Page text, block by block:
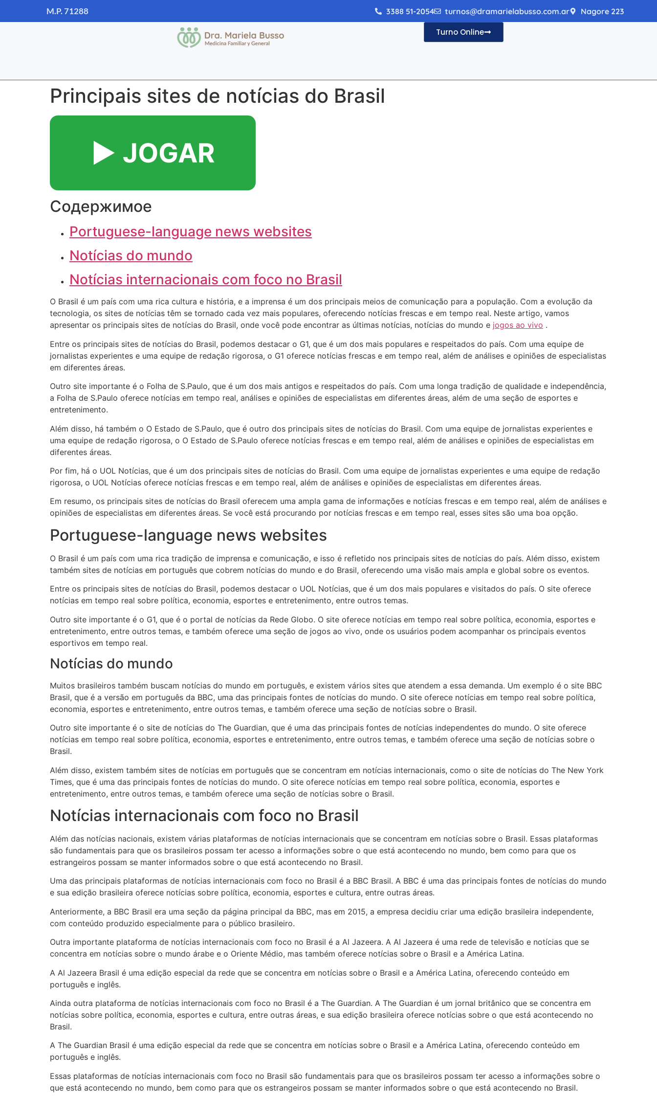
M.P. 71288 3388 51-2054 turnos@dramarielabusso.com.ar Nagore 223
Turno Online
Principais sites de notícias do Brasil
▶️ JOGAR
Содержимое
Portuguese-language news websites
Notícias do mundo
Notícias internacionais com foco no Brasil
O Brasil é um país com uma rica cultura e história, e a imprensa é um dos principais meios de comunicação para a população. Com a evolução da
tecnologia, os sites de notícias têm se tornado cada vez mais populares, oferecendo notícias frescas e em tempo real. Neste artigo, vamos
apresentar os principais sites de notícias do Brasil, onde você pode encontrar as últimas notícias, notícias do mundo e jogos ao vivo .
Entre os principais sites de notícias do Brasil, podemos destacar o G1, que é um dos mais populares e respeitados do país. Com uma equipe de
jornalistas experientes e uma equipe de redação rigorosa, o G1 oferece notícias frescas e em tempo real, além de análises e opiniões de especialistas
em diferentes áreas.
Outro site importante é o Folha de S.Paulo, que é um dos mais antigos e respeitados do país. Com uma longa tradição de qualidade e independência,
a Folha de S.Paulo oferece notícias em tempo real, análises e opiniões de especialistas em diferentes áreas, além de uma seção de esportes e
entretenimento.
Além disso, há também o O Estado de S.Paulo, que é outro dos principais sites de notícias do Brasil. Com uma equipe de jornalistas experientes e
uma equipe de redação rigorosa, o O Estado de S.Paulo oferece notícias frescas e em tempo real, além de análises e opiniões de especialistas em
diferentes áreas.
Por fim, há o UOL Notícias, que é um dos principais sites de notícias do Brasil. Com uma equipe de jornalistas experientes e uma equipe de redação
rigorosa, o UOL Notícias oferece notícias frescas e em tempo real, além de análises e opiniões de especialistas em diferentes áreas.
Em resumo, os principais sites de notícias do Brasil oferecem uma ampla gama de informações e notícias frescas e em tempo real, além de análises e
opiniões de especialistas em diferentes áreas. Se você está procurando por notícias frescas e em tempo real, esses sites são uma boa opção.
Portuguese-language news websites
O Brasil é um país com uma rica tradição de imprensa e comunicação, e isso é refletido nos principais sites de notícias do país. Além disso, existem
também sites de notícias em português que cobrem notícias do mundo e do Brasil, oferecendo uma visão mais ampla e global sobre os eventos.
Entre os principais sites de notícias do Brasil, podemos destacar o UOL Notícias, que é um dos mais populares e visitados do país. O site oferece
notícias em tempo real sobre política, economia, esportes e entretenimento, entre outros temas.
Outro site importante é o G1, que é o portal de notícias da Rede Globo. O site oferece notícias em tempo real sobre política, economia, esportes e
entretenimento, entre outros temas, e também oferece uma seção de jogos ao vivo, onde os usuários podem acompanhar os principais eventos
esportivos em tempo real.
Notícias do mundo
Muitos brasileiros também buscam notícias do mundo em português, e existem vários sites que atendem a essa demanda. Um exemplo é o site BBC
Brasil, que é a versão em português da BBC, uma das principais fontes de notícias do mundo. O site oferece notícias em tempo real sobre política,
economia, esportes e entretenimento, entre outros temas, e também oferece uma seção de notícias sobre o Brasil.
Outro site importante é o site de notícias do The Guardian, que é uma das principais fontes de notícias independentes do mundo. O site oferece
notícias em tempo real sobre política, economia, esportes e entretenimento, entre outros temas, e também oferece uma seção de notícias sobre o
Brasil.
Além disso, existem também sites de notícias em português que se concentram em notícias internacionais, como o site de notícias do The New York
Times, que é uma das principais fontes de notícias do mundo. O site oferece notícias em tempo real sobre política, economia, esportes e
entretenimento, entre outros temas, e também oferece uma seção de notícias sobre o Brasil.
Notícias internacionais com foco no Brasil
Além das notícias nacionais, existem várias plataformas de notícias internacionais que se concentram em notícias sobre o Brasil. Essas plataformas
são fundamentais para que os brasileiros possam ter acesso a informações sobre o que está acontecendo no mundo, bem como para que os
estrangeiros possam se manter informados sobre o que está acontecendo no Brasil.
Uma das principais plataformas de notícias internacionais com foco no Brasil é a BBC Brasil. A BBC é uma das principais fontes de notícias do mundo
e sua edição brasileira oferece notícias sobre política, economia, esportes e cultura, entre outras áreas.
Anteriormente, a BBC Brasil era uma seção da página principal da BBC, mas em 2015, a empresa decidiu criar uma edição brasileira independente,
com conteúdo produzido especialmente para o público brasileiro.
Outra importante plataforma de notícias internacionais com foco no Brasil é a Al Jazeera. A Al Jazeera é uma rede de televisão e notícias que se
concentra em notícias sobre o mundo árabe e o Oriente Médio, mas também oferece notícias sobre o Brasil e a América Latina.
A Al Jazeera Brasil é uma edição especial da rede que se concentra em notícias sobre o Brasil e a América Latina, oferecendo conteúdo em
português e inglês.
Ainda outra plataforma de notícias internacionais com foco no Brasil é a The Guardian. A The Guardian é um jornal britânico que se concentra em
notícias sobre política, economia, esportes e cultura, entre outras áreas, e sua edição brasileira oferece notícias sobre o que está acontecendo no
Brasil.
A The Guardian Brasil é uma edição especial da rede que se concentra em notícias sobre o Brasil e a América Latina, oferecendo conteúdo em
português e inglês.
Essas plataformas de notícias internacionais com foco no Brasil são fundamentais para que os brasileiros possam ter acesso a informações sobre o
que está acontecendo no mundo, bem como para que os estrangeiros possam se manter informados sobre o que está acontecendo no Brasil.